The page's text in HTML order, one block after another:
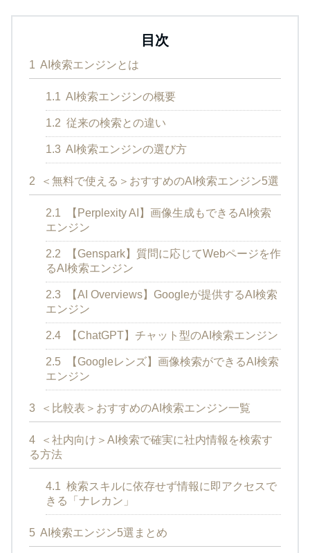
目次
1 AI検索エンジンとは
1.1 AI検索エンジンの概要
1.2 従来の検索との違い
1.3 AI検索エンジンの選び方
2 ＜無料で使える＞おすすめのAI検索エンジン5選
2.1
【Perplexity AI】画像生成もできるAI検索
エンジン
2.2
【Genspark】質問に応じてWebページを作
るAI検索エンジン
2.3
【AI Overviews】Googleが提供するAI検索
エンジン
2.4 【ChatGPT】チャット型のAI検索エンジン
2.5
【Googleレンズ】画像検索ができるAI検索
エンジン
3 ＜比較表＞おすすめのAI検索エンジン一覧
4
＜社内向け＞AI検索で確実に社内情報を検索す
る方法
4.1 検索スキルに依存せず情報に即アクセスで
きる「ナレカン」
5 AI検索エンジン5選まとめ